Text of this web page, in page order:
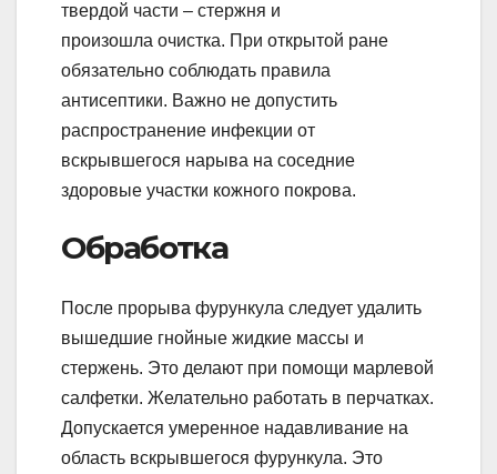
твердой части – стержня и
произошла очистка. При открытой ране
обязательно соблюдать правила
антисептики. Важно не допустить
распространение инфекции от
вскрывшегося нарыва на соседние
здоровые участки кожного покрова.
Обработка
После прорыва фурункула следует удалить
вышедшие гнойные жидкие массы и
стержень. Это делают при помощи марлевой
салфетки. Желательно работать в перчатках.
Допускается умеренное надавливание на
область вскрывшегося фурункула. Это